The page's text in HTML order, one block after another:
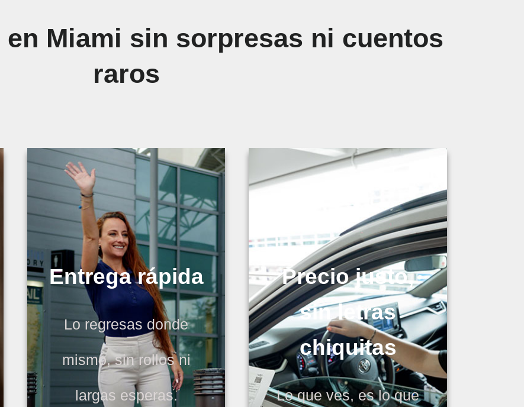
en Miami sin sorpresas ni cuentos
raros
Entrega rápida
Lo regresas donde
mismo, sin rollos ni
largas esperas.
Precio justo,
sin letras
chiquitas
Lo que ves, es lo que